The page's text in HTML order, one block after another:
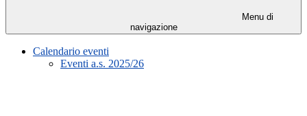
Menu di
navigazione
Calendario eventi
Eventi a.s. 2025/26